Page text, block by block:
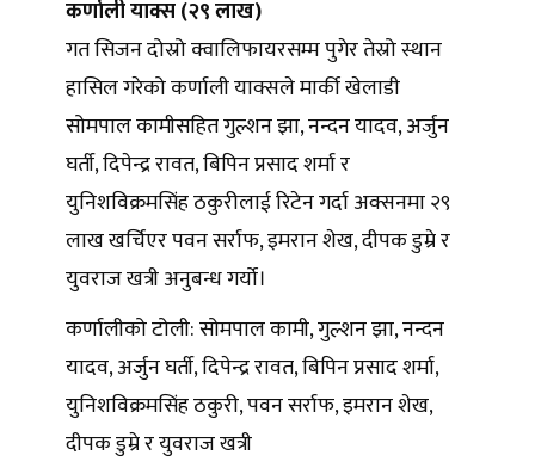
कर्णाली याक्स (२९ लाख)
गत सिजन दोस्रो क्वालिफायरसम्म पुगेर तेस्रो स्थान
हासिल गरेको कर्णाली याक्सले मार्की खेलाडी
सोमपाल कामीसहित गुल्शन झा, नन्दन यादव, अर्जुन
घर्ती, दिपेन्द्र रावत, बिपिन प्रसाद शर्मा र
युनिशविक्रमसिंह ठकुरीलाई रिटेन गर्दा अक्सनमा २९
लाख खर्चिएर पवन सर्राफ, इमरान शेख, दीपक डुम्रे र
युवराज खत्री अनुबन्ध गर्यो।
कर्णालीको टोली: सोमपाल कामी, गुल्शन झा, नन्दन
यादव, अर्जुन घर्ती, दिपेन्द्र रावत, बिपिन प्रसाद शर्मा,
युनिशविक्रमसिंह ठकुरी, पवन सर्राफ, इमरान शेख,
दीपक डुम्रे र युवराज खत्री